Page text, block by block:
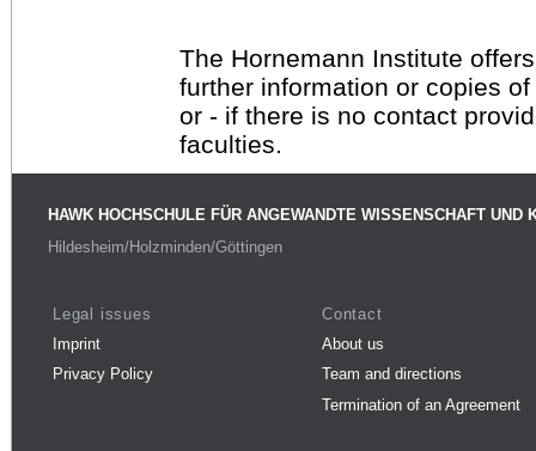
The Hornemann Institute
further information or copies
or - if there is no contact
faculties.
HAWK HOCHSCHULE FÜR ANGEWANDTE WISSENSCHAFT UND
Hildesheim/Holzminden/Göttingen
Legal issues
Imprint
Privacy Policy
Contact
About us
Team and directions
Termination of an Agreement